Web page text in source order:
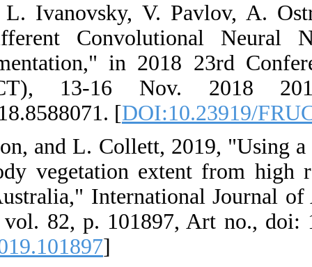
22. V.
"Comparison
Satellite
10.23919/
23. N. Flood,
network to
across
and